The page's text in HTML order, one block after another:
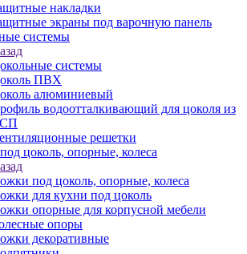
накладки
экраны под варочную панель
системы
системы
ПВХ
алюминиевый
водоотталкивающий для цоколя из
решетки
цоколь, опорные, колеса
под цоколь, опорные, колеса
для кухни под цоколь
опорные для корпусной мебели
опоры
декоративные